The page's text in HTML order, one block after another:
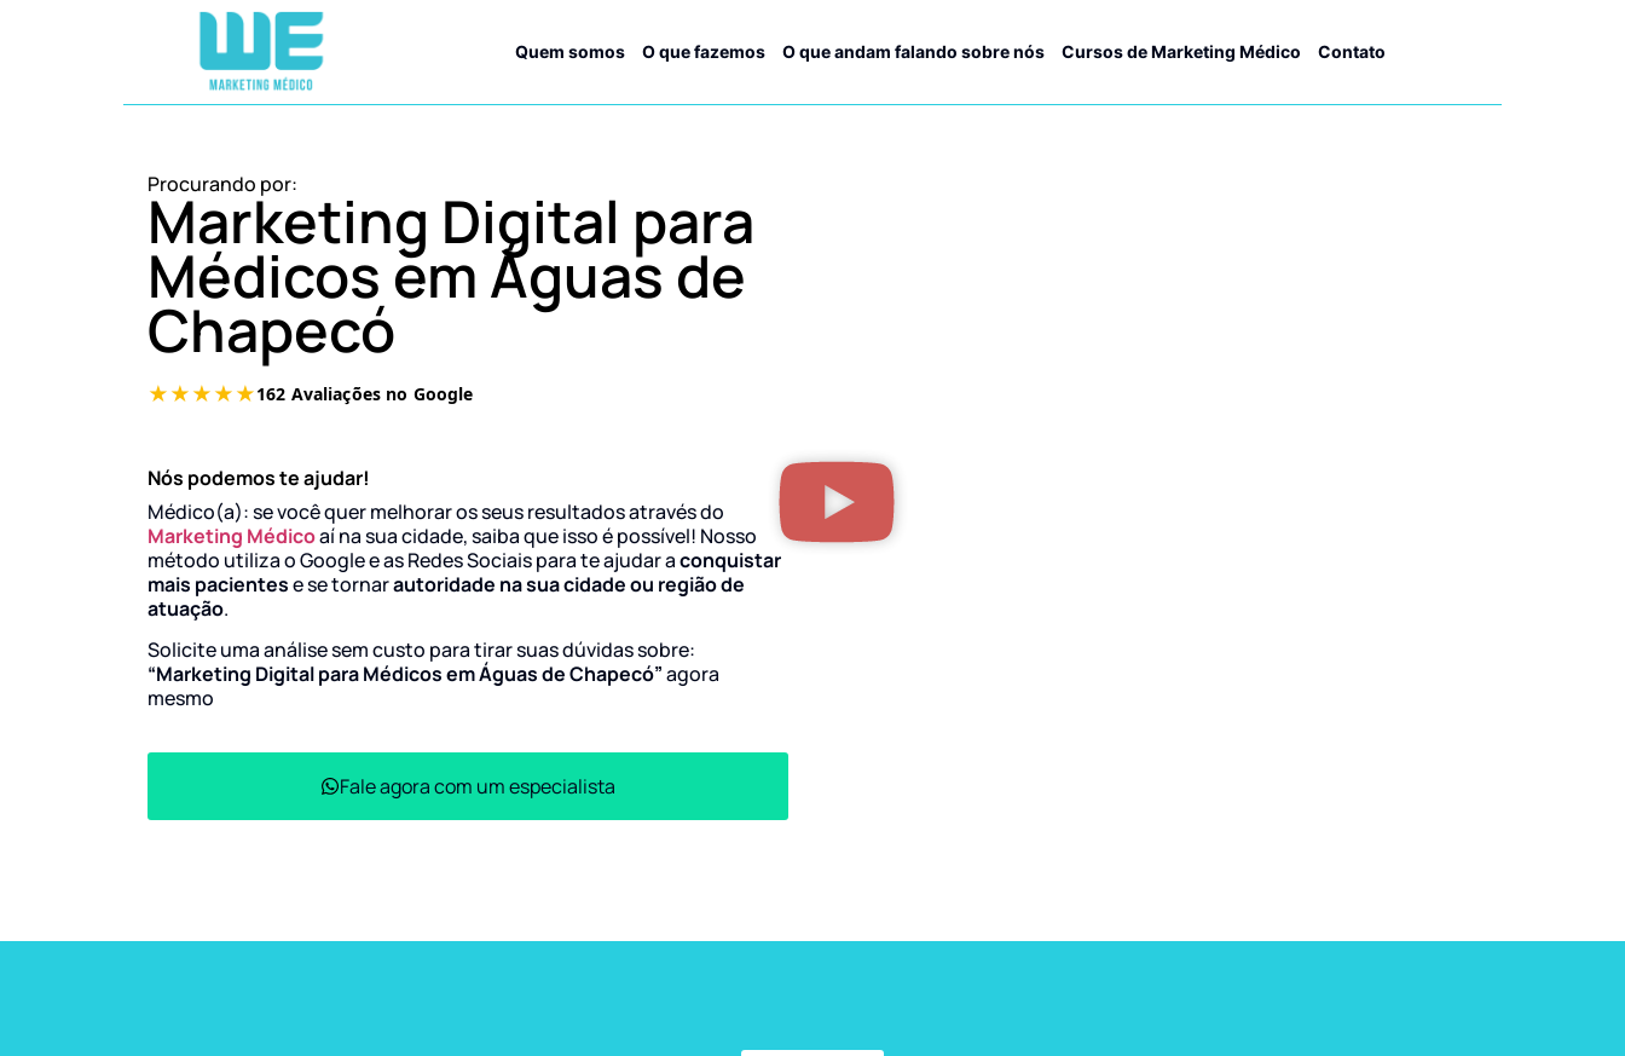
Quem somos O que fazemos O que andam falando sobre nós Cursos de Marketing Médico Contato
Procurando por:
Marketing Digital para
Médicos em Águas de
Chapecó
Nós podemos te ajudar!
Médico(a): se você quer melhorar os seus resultados através do
Marketing Médicoaí na sua cidade, saiba que isso é possível! Nosso
método utiliza o Google e as Redes Sociais para te ajudar aconquistar
mais pacientese se tornarautoridade na sua cidade ou região de
atuação.
Solicite uma análise sem custo para tirar suas dúvidas sobre:
“Marketing Digital para Médicos em Águas de Chapecó”agora
mesmo
Fale agora com um especialista